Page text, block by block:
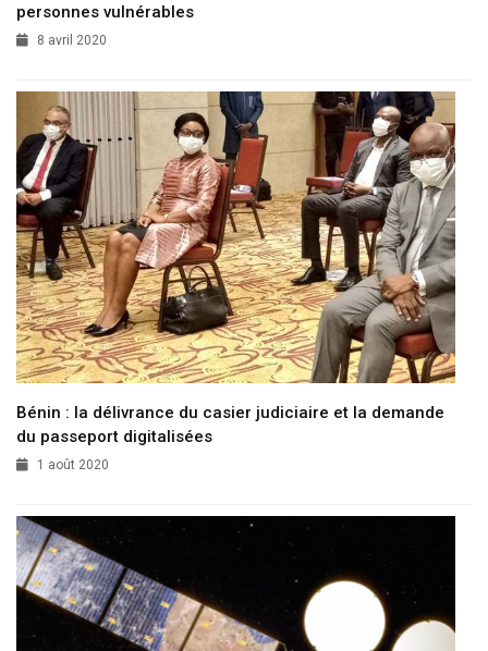
personnes vulnérables
8 avril 2020
Bénin : la délivrance du casier judiciaire et la demande
du passeport digitalisées
1 août 2020